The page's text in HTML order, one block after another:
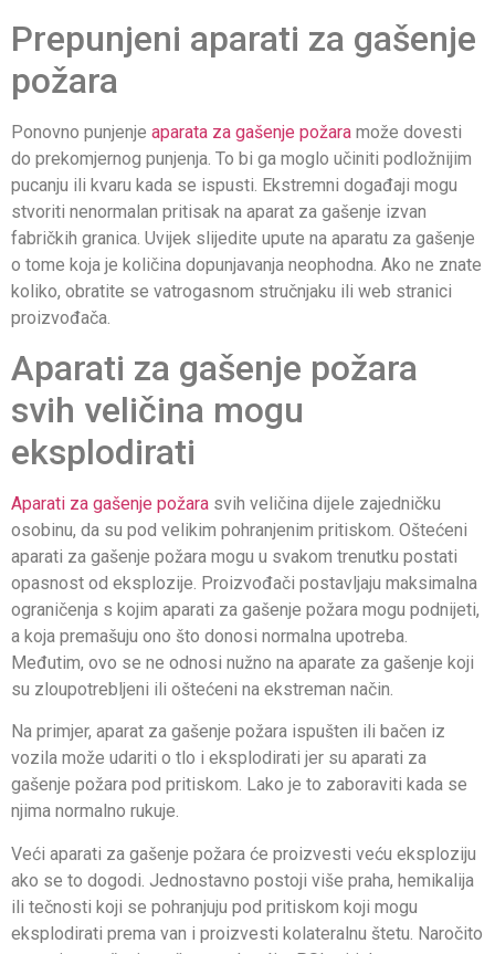
Prepunjeni aparati za gašenje
požara
Ponovno punjenje aparata za gašenje požara može dovesti
do prekomjernog punjenja. To bi ga moglo učiniti podložnijim
pucanju ili kvaru kada se ispusti. Ekstremni događaji mogu
stvoriti nenormalan pritisak na aparat za gašenje izvan
fabričkih granica. Uvijek slijedite upute na aparatu za gašenje
o tome koja je količina dopunjavanja neophodna. Ako ne znate
koliko, obratite se vatrogasnom stručnjaku ili web stranici
proizvođača.
Aparati za gašenje požara
svih veličina mogu
eksplodirati
Aparati za gašenje požara svih veličina dijele zajedničku
osobinu, da su pod velikim pohranjenim pritiskom. Oštećeni
aparati za gašenje požara mogu u svakom trenutku postati
opasnost od eksplozije. Proizvođači postavljaju maksimalna
ograničenja s kojim aparati za gašenje požara mogu podnijeti,
a koja premašuju ono što donosi normalna upotreba.
Međutim, ovo se ne odnosi nužno na aparate za gašenje koji
su zloupotrebljeni ili oštećeni na ekstreman način.
Na primjer, aparat za gašenje požara ispušten ili bačen iz
vozila može udariti o tlo i eksplodirati jer su aparati za
gašenje požara pod pritiskom. Lako je to zaboraviti kada se
njima normalno rukuje.
Veći aparati za gašenje požara će proizvesti veću eksploziju
ako se to dogodi. Jednostavno postoji više praha, hemikalija
ili tečnosti koji se pohranjuju pod pritiskom koji mogu
eksplodirati prema van i proizvesti kolateralnu štetu. Naročito